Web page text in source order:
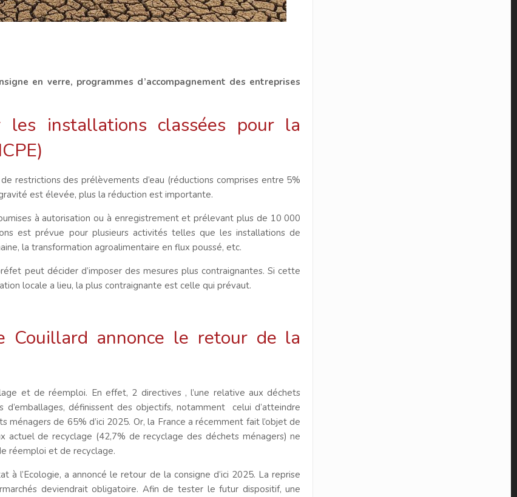
en verre, programmes d’accompagnement des entreprises
installations classées pour la
restrictions des prélèvements d’eau (réductions comprises entre 5%
est élevée, plus la réduction est importante.
à autorisation ou à enregistrement et prélevant plus de 10 000
est prévue pour plusieurs activités telles que les installations de
la transformation agroalimentaire en flux poussé, etc.
peut décider d’imposer des mesures plus contraignantes. Si cette
locale a lieu, la plus contraignante est celle qui prévaut.
Couillard annonce le retour de la
et de réemploi. En effet, 2 directives , l’une relative aux déchets
définissent des objectifs, notamment celui d’atteindre
de 65% d’ici 2025. Or, la France a récemment fait l’objet de
de recyclage (42,7% de recyclage des déchets ménagers) ne
réemploi et de recyclage.
à l’Ecologie, a annoncé le retour de la consigne d’ici 2025. La reprise
deviendrait obligatoire. Afin de tester le futur dispositif, une